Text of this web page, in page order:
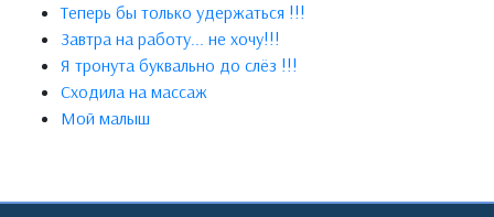
Теперь бы только удержаться !!!
Завтра на работу... не хочу!!!
Я тронута буквально до слёз !!!
Сходила на массаж
Мой малыш